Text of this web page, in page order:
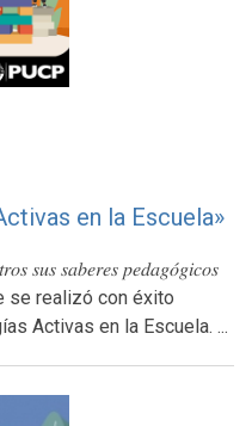
en la Escuela»
𝑠𝑢𝑠 𝑠𝑎𝑏𝑒𝑟𝑒𝑠 𝑝𝑒𝑑𝑎𝑔𝑜́𝑔𝑖𝑐𝑜𝑠
se realizó con éxito
Activas en la Escuela. ...